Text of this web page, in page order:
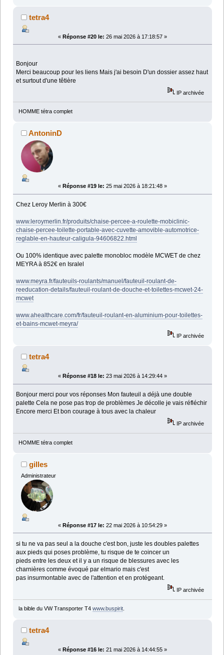
tetra4
« Réponse #20 le: 26 mai 2026 à 17:18:57 »
Bonjour
Merci beaucoup pour les liens Mais j'ai besoin D'un dossier assez haut
et surtout d'une têtière
IP archivée
HOMME tétra complet
AntoninD
« Réponse #19 le: 25 mai 2026 à 18:21:48 »
Chez Leroy Merlin à 300€
www.leroymerlin.fr/produits/chaise-percee-a-roulette-mobiclinic-
chaise-percee-toilette-portable-avec-cuvette-amovible-automotrice-
reglable-en-hauteur-caligula-94606822.html
Ou 100% identique avec palette monobloc modèle MCWET de chez
MEYRA à 852€ en Isralel
www.meyra.fr/fauteuils-roulants/manuel/fauteuil-roulant-de-
reeducation-details/fauteuil-roulant-de-douche-et-toilettes-mcwet-24-
mcwet
www.ahealthcare.com/fr/fauteuil-roulant-en-aluminium-pour-toilettes-
et-bains-mcwet-meyra/
IP archivée
tetra4
« Réponse #18 le: 23 mai 2026 à 14:29:44 »
Bonjour merci pour vos réponses Mon fauteuil a déjà une double
palette Cela ne pose pas trop de problèmes Je décolle je vais réfléchir
Encore merci Et bon courage à tous avec la chaleur
IP archivée
HOMME tétra complet
gilles
Administrateur
« Réponse #17 le: 22 mai 2026 à 10:54:29 »
si tu ne va pas seul a la douche c'est bon, juste les doubles palettes
aux pieds qui poses problème, tu risque de te coincer un
pieds entre les deux et il y a un risque de blessures avec les
charnières comme évoqué par elmario mais c'est
pas insurmontable avec de l'attention et en protégeant.
IP archivée
la bible du VW Transporter T4 www.buspirit.
tetra4
« Réponse #16 le: 21 mai 2026 à 14:44:55 »